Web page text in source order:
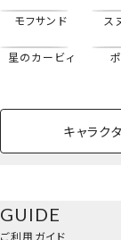
※予約商品はクーポ
※予約商品は、注文
ード変更ができかね
ご注文間違いがな
※入荷日は目安とな
備に入ります際に
内をお送りいたします
モフサンド ス
星のカービィ
キャラク
イクアップ
バッグ・タオル・
小物
GUIDE
ご利用ガイド